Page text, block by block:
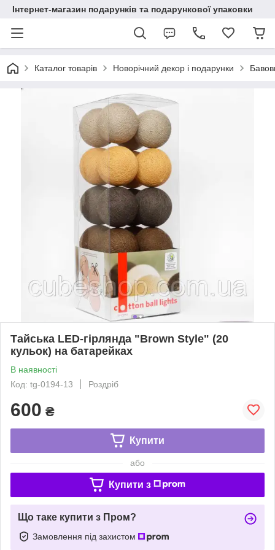
Інтернет-магазин подарунків та подарункової упаковки
Каталог товарів Новорічний декор і подарунки
Тайська LED-гірлянда "Brown Style" (20
кульок) на батарейках
В наявності
Код: tg-0194-13
Роздріб
600 ₴
Купити
або
Купити з
Що таке купити з Пром?
Замовлення під захистом